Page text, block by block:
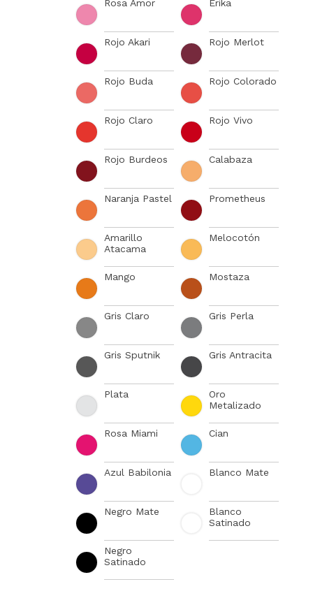
Rosa Amor Erika
Rojo Akari Rojo Merlot
Rojo Buda Rojo Colorado
Rojo Claro Rojo Vivo
Rojo Burdeos Calabaza
Naranja Pastel Prometheus
Amarillo
Atacama
Melocotón
Mango Mostaza
Gris Claro Gris Perla
Gris Sputnik Gris Antracita
Plata
Oro
Metalizado
Rosa Miami Cian
Azul Babilonia Blanco Mate
Negro Mate
Blanco
Satinado
Negro
Satinado